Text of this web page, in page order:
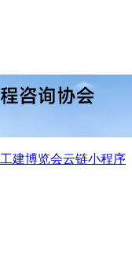
工建博览会云链小程序